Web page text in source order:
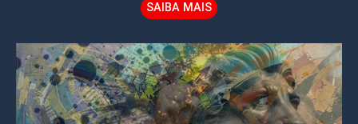
SAIBA MAIS